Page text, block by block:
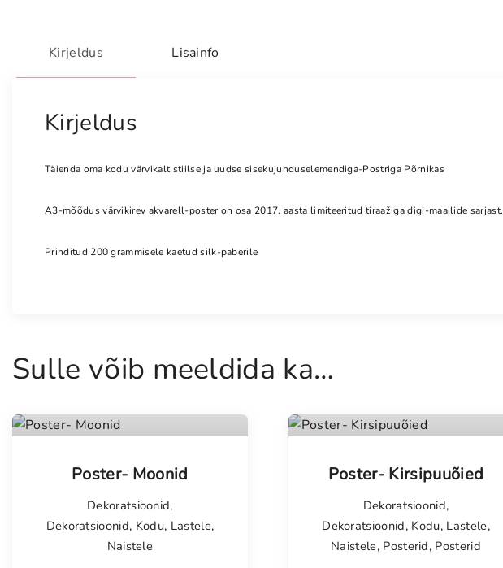
Kirjeldus Lisainfo
Kirjeldus
Täienda oma kodu värvikalt stiilse ja uudse sisekujunduselemendiga-Postriga Põrnikas
A3-mõõdus värvikirev akvarell-poster on osa 2017. aasta limiteeritud tiraažiga digi-maailide sarjast.
Prinditud 200 grammisele kaetud silk-paberile
Sulle võib meeldida ka…
Poster- Moonid
Dekoratsioonid,
Dekoratsioonid, Kodu, Lastele,
Naistele
Poster- Kirsipuuõied
Dekoratsioonid,
Dekoratsioonid, Kodu, Lastele,
Naistele, Posterid, Posterid